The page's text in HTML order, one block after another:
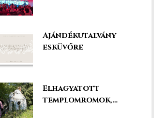
legjobbak között!
Ajándékutalvány
esküvőre
Elhagyatott
templomromok,